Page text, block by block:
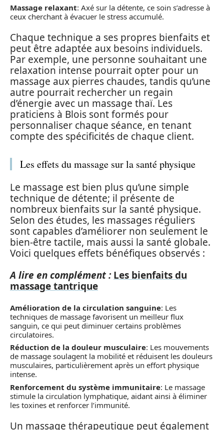
Massage relaxant: Axé sur la détente, ce soin s’adresse à
ceux cherchant à évacuer le stress accumulé.
Chaque technique a ses propres bienfaits et
peut être adaptée aux besoins individuels.
Par exemple, une personne souhaitant une
relaxation intense pourrait opter pour un
massage aux pierres chaudes, tandis qu’une
autre pourrait rechercher un regain
d’énergie avec un massage thaï. Les
praticiens à Blois sont formés pour
personnaliser chaque séance, en tenant
compte des spécificités de chaque client.
Les effets du massage sur la santé physique
Le massage est bien plus qu’une simple
technique de détente; il présente de
nombreux bienfaits sur la santé physique.
Selon des études, les massages réguliers
sont capables d’améliorer non seulement le
bien-être tactile, mais aussi la santé globale.
Voici quelques effets bénéfiques observés :
A lire en complément : Les bienfaits du
massage tantrique
Amélioration de la circulation sanguine: Les
techniques de massage favorisent un meilleur flux
sanguin, ce qui peut diminuer certains problèmes
circulatoires.
Réduction de la douleur musculaire: Les mouvements
de massage soulagent la mobilité et réduisent les douleurs
musculaires, particulièrement après un effort physique
intense.
Renforcement du système immunitaire: Le massage
stimule la circulation lymphatique, aidant ainsi à éliminer
les toxines et renforcer l’immunité.
Un massage thérapeutique peut également